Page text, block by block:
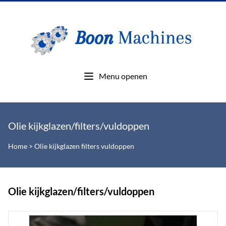
Menu openen
Olie kijkglazen/filters/vuldoppen
Home > Olie kijkglazen filters vuldoppen
Olie kijkglazen/filters/vuldoppen